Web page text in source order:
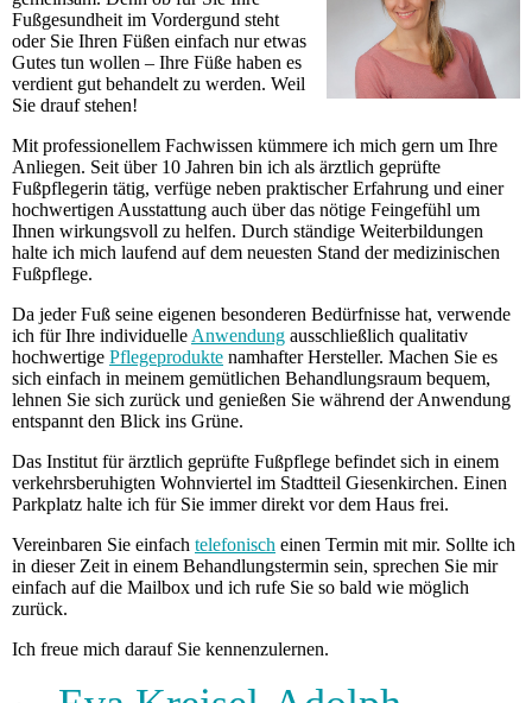
Fußgesundheit im Vordergund steht
oder Sie Ihren Füßen einfach nur etwas
Gutes tun wollen – Ihre Füße haben es
verdient gut behandelt zu werden. Weil
Sie drauf stehen!
Mit professionellem Fachwissen kümmere ich mich gern um Ihre
Anliegen. Seit über 10 Jahren bin ich als ärztlich geprüfte
Fußpflegerin tätig, verfüge neben praktischer Erfahrung und einer
hochwertigen Ausstattung auch über das nötige Feingefühl um
Ihnen wirkungsvoll zu helfen. Durch ständige Weiterbildungen
halte ich mich laufend auf dem neuesten Stand der medizinischen
Fußpflege.
Da jeder Fuß seine eigenen besonderen Bedürfnisse hat, verwende
ich für Ihre individuelle Anwendung ausschließlich qualitativ
hochwertige Pflegeprodukte namhafter Hersteller. Machen Sie es
sich einfach in meinem gemütlichen Behandlungsraum bequem,
lehnen Sie sich zurück und genießen Sie während der Anwendung
entspannt den Blick ins Grüne.
Das Institut für ärztlich geprüfte Fußpflege befindet sich in einem
verkehrsberuhigten Wohnviertel im Stadtteil Giesenkirchen. Einen
Parkplatz halte ich für Sie immer direkt vor dem Haus frei.
Vereinbaren Sie einfach telefonisch einen Termin mit mir. Sollte ich
in dieser Zeit in einem Behandlungstermin sein, sprechen Sie mir
einfach auf die Mailbox und ich rufe Sie so bald wie möglich
zurück.
Ich freue mich darauf Sie kennenzulernen.